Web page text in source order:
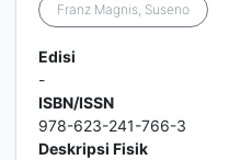
Franz Magnis, Suseno
Edisi
-
ISBN/ISSN
978-623-241-766-3
Deskripsi Fisik